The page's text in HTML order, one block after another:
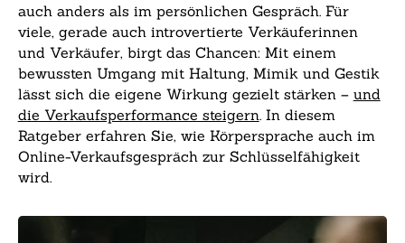
auch anders als im persönlichen Gespräch. Für
viele, gerade auch introvertierte Verkäuferinnen
und Verkäufer, birgt das Chancen: Mit einem
bewussten Umgang mit Haltung, Mimik und Gestik
lässt sich die eigene Wirkung gezielt stärken – und
die Verkaufsperformance steigern. In diesem
Ratgeber erfahren Sie, wie Körpersprache auch im
Online-Verkaufsgespräch zur Schlüsselfähigkeit
wird.